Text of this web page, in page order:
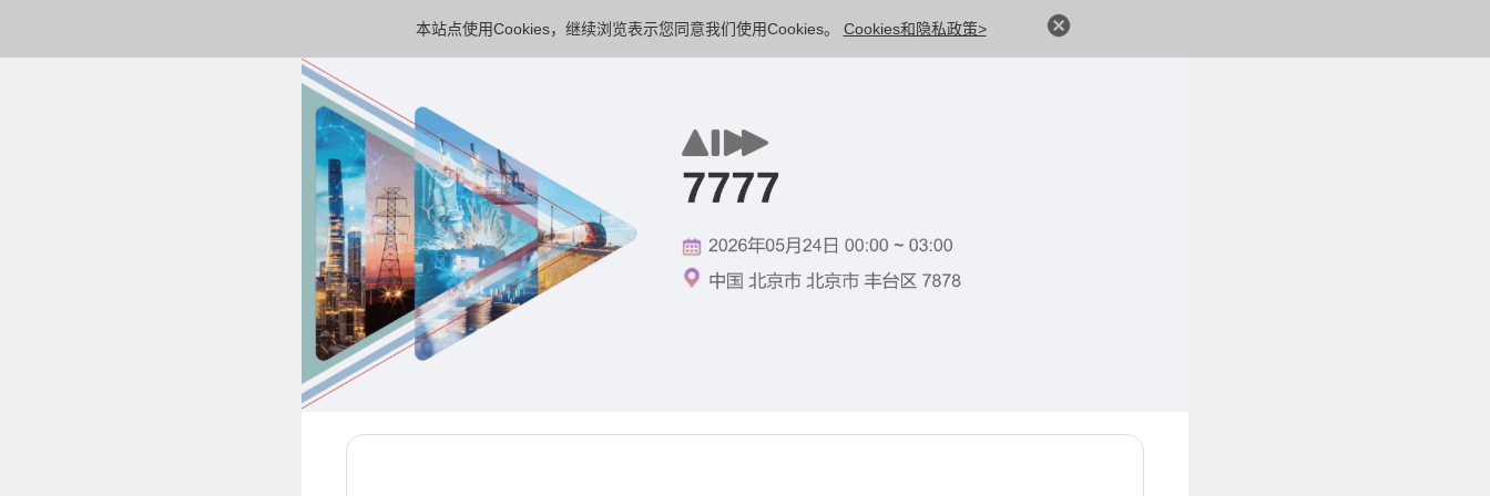
本站点使用Cookies，继续浏览表示您同意我们使用Cookies。 Cookies和隐私政策>